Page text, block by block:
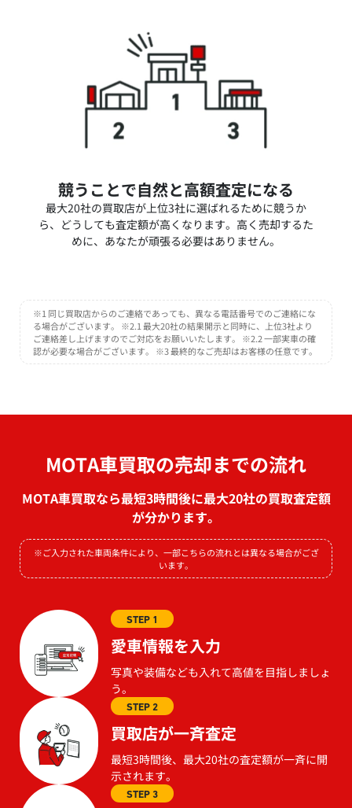
競うことで自然と高額査定になる
最大20社の買取店が上位3社に選ばれるために競うか
ら、どうしても査定額が高くなります。高く売却するた
めに、あなたが頑張る必要はありません。
※1 同じ買取店からのご連絡であっても、異なる電話番号でのご連絡にな
る場合がございます。 ※2.1 最大20社の結果開示と同時に、上位3社より
ご連絡差し上げますのでご対応をお願いいたします。 ※2.2 一部実車の確
認が必要な場合がございます。 ※3 最終的なご売却はお客様の任意です。
MOTA車買取の売却までの流れ
MOTA車買取なら最短3時間後に最大20社の買取査定額
が分かります。
※ご入力された車両条件により、一部こちらの流れとは異なる場合がござ
います。
STEP 1
愛車情報を入力
写真や装備なども入れて高値を目指しましょ
う。
STEP 2
買取店が一斉査定
最短3時間後、最大20社の査定額が一斉に開
示されます。
STEP 3